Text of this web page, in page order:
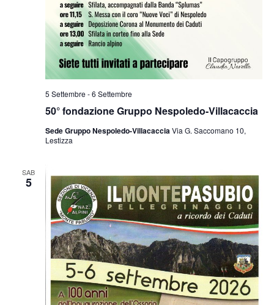
50° fondazione Gruppo Nespoledo-Villacaccia
5 Settembre -6 Settembre
Sede Gruppo Nespoledo-VillacacciaVia G. Saccomano 10,
Lestizza
SAB
5